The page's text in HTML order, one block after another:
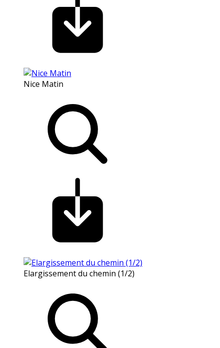
Nice Matin
Elargissement du chemin (1/2)